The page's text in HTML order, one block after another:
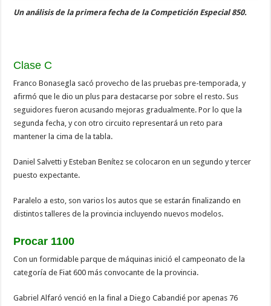
Un análisis de la primera fecha de la Competición Especial 850.
Clase C
Franco Bonasegla sacó provecho de las pruebas pre-temporada, y
afirmó que le dio un plus para destacarse por sobre el resto. Sus
seguidores fueron acusando mejoras gradualmente. Por lo que la
segunda fecha, y con otro circuito representará un reto para
mantener la cima de la tabla.
Daniel Salvetti y Esteban Benítez se colocaron en un segundo y tercer
puesto expectante.
Paralelo a esto, son varios los autos que se estarán finalizando en
distintos talleres de la provincia incluyendo nuevos modelos.
Procar 1100
Con un formidable parque de máquinas inició el campeonato de la
categoría de Fiat 600 más convocante de la provincia.
Gabriel Alfaró venció en la final a Diego Cabandié por apenas 76